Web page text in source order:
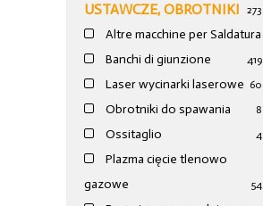
USTAWCZE, OBROTNIKI
273
Altre macchine per Saldatura
19
Banchi di giunzione 4
Laser wycinarki laserowe 60
Obrotniki do spawania 8
Ossitaglio 4
Plazma cięcie tlenowo
gazowe
54